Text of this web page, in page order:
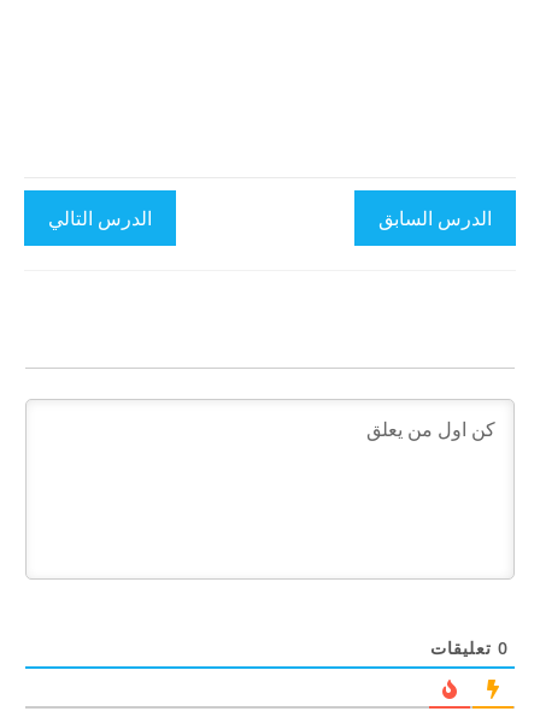
الدرس السابق الدرس التالي
0 تعليقات